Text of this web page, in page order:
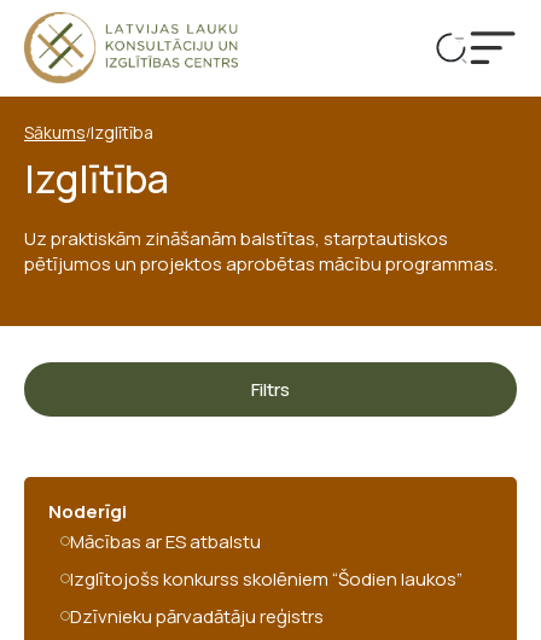
Sākums/Izglītība
Izglītība
Uz praktiskām zināšanām balstītas, starptautiskos
pētījumos un projektos aprobētas mācību programmas.
Filtrs
Noderīgi
Mācības ar ES atbalstu
Izglītojošs konkurss skolēniem “Šodien laukos”
Dzīvnieku pārvadātāju reģistrs